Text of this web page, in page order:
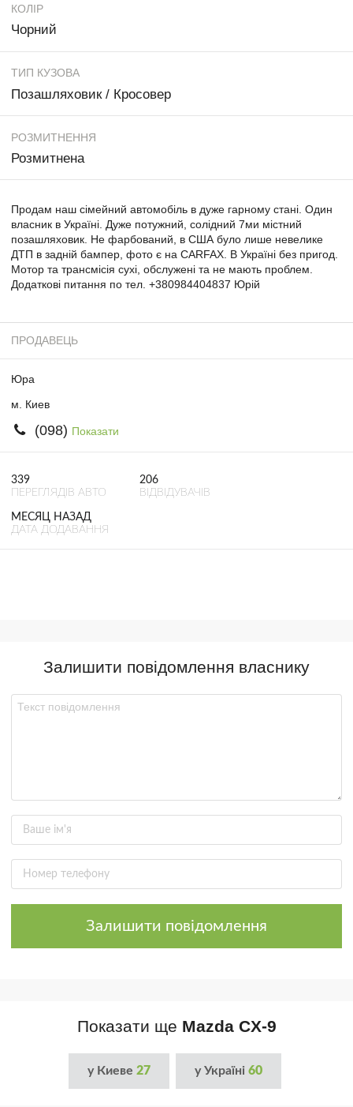
КОЛІР
Чорний
ТИП КУЗОВА
Позашляховик / Кросовер
РОЗМИТНЕННЯ
Розмитнена
Продам наш сімейний автомобіль в дуже гарному стані. Один
власник в Україні. Дуже потужний, солідний 7ми містний
позашляховик. Не фарбований, в США було лише невелике
ДТП в задній бампер, фото є на CARFAX. В Україні без пригод.
Мотор та трансмісія сухі, обслужені та не мають проблем.
Додаткові питання по тел. +380984404837 Юрій
ПРОДАВЕЦЬ
Юра
м. Киев
(098) Показати
339
ПЕРЕГЛЯДІВ АВТО
206
ВІДВІДУВАЧІВ
МЕСЯЦ НАЗАД
ДАТА ДОДАВАННЯ
Залишити повідомлення власнику
Залишити повідомлення
Показати ще Mazda CX-9
у Киеве 27 у Україні 60